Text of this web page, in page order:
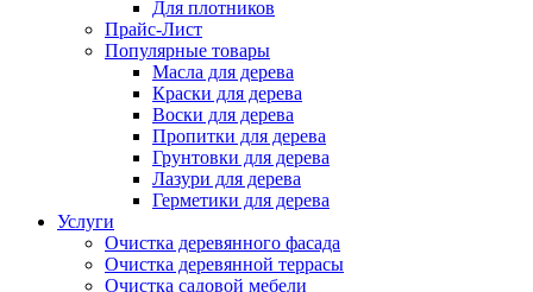
Для плотников
Прайс-Лист
Популярные товары
Масла для дерева
Краски для дерева
Воски для дерева
Пропитки для дерева
Грунтовки для дерева
Лазури для дерева
Герметики для дерева
Услуги
Очистка деревянного фасада
Очистка деревянной террасы
Очистка садовой мебели